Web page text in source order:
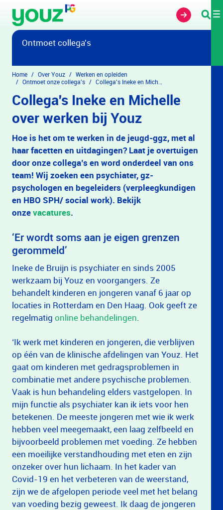
Overslaan en naar hoofdinhoud gaan
Ontmoet collega's
Home Over Youz
Werken en opleiden
Ontmoet onze collega's
Collega's Ineke en Michelle
over werken bij Youz
Hoe is het om te werken in de jeugd-ggz, met al
haar facetten en uitdagingen? Laat je overtuigen
door onze collega’s en word onderdeel van ons
team! Wij zoeken een psychiater, gz-
psychologen en begeleiders (verpleegkundigen
en HBO SPH/ social work). Bekijk
onzevacatures.
‘Er wordt soms aan je eigen grenzen
gerommeld’
Ineke de Bruijn is psychiater en sinds 2005
werkzaam bij Youz en voorgangers. Ze
behandelt kinderen en jongeren vanaf 6 jaar op
locaties in Rotterdam en Den Haag. Ook geeft ze
regelmatig online behandelingen.
‘Ik werk met kinderen en jongeren, die verblijven
op één van de klinische afdelingen van Youz. Het
gaat om kinderen met gedragsproblemen in
combinatie met andere psychische problemen.
Vaak is hun behandeling elders vastgelopen. In
mijn functie als psychiater kan ik iets voor hen
betekenen. De meeste jongeren met wie ik werk
hebben veel meegemaakt, een laag zelfbeeld en
bijvoorbeeld problemen met voeding. Ze hebben
een moeilijke verstandhouding met eten en zijn
onzeker over hun lichaam. In het kader van
Covid-19 en het verbeteren van de weerstand,
zijn we de afgelopen periode veel met het belang
van voeding bezig geweest. Ik daag de jongeren